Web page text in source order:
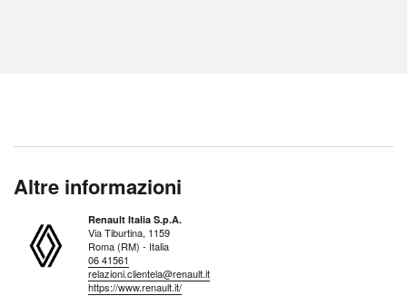
Altre informazioni
Renault Italia S.p.A.
Via Tiburtina, 1159
Roma (RM) - Italia
06 41561
relazioni.clientela@renault.it
https://www.renault.it/